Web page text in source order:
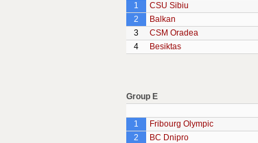
1
CSU Sibiu
2
Balkan
3
CSM Oradea
4
Besiktas
Group E
1
Fribourg Olympic
2
BC Dnipro